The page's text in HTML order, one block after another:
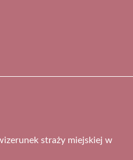
straży miejskiej w